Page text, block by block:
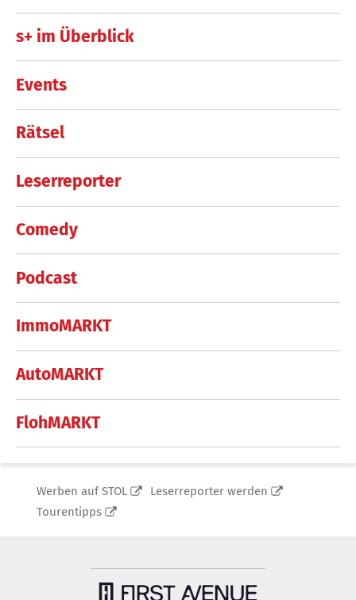
s+ im Überblick
Events
Rätsel
Leserreporter
Comedy
Podcast
ImmoMARKT
AutoMARKT
FlohMARKT
Werben auf STOL
Leserreporter werden
Tourentipps